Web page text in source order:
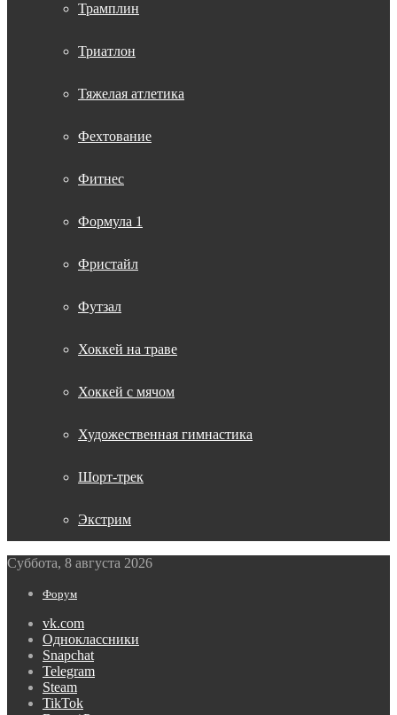
Трамплин
Триатлон
Тяжелая атлетика
Фехтование
Фитнес
Формула 1
Фристайл
Футзал
Хоккей на траве
Хоккей с мячом
Художественная гимнастика
Шорт-трек
Экстрим
Суббота, 8 августа 2026
Форум
vk.com
Одноклассники
Snapchat
Telegram
Steam
TikTok